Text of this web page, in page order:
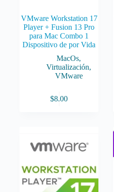
VMware Workstation 17
Player + Fusion 13 Pro
para Mac Combo 1
Dispositivo de por Vida
MacOs,
Virtualización,
VMware
$8.00